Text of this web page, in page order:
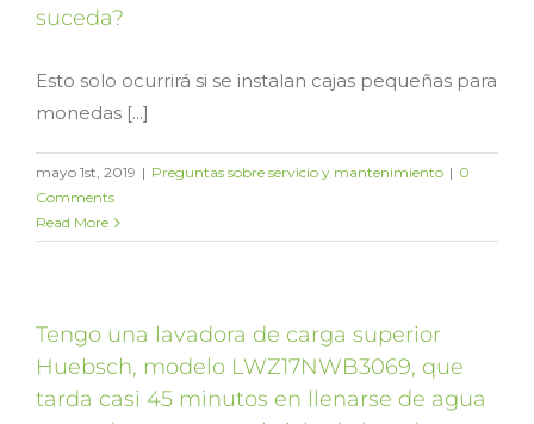
suceda?
Esto solo ocurrirá si se instalan cajas pequeñas para
monedas [...]
mayo 1st, 2019 | Preguntas sobre servicio y mantenimiento | 0
Comments
Read More
Tengo una lavadora de carga superior
Huebsch, modelo LWZ17NWB3069, que
tarda casi 45 minutos en llenarse de agua